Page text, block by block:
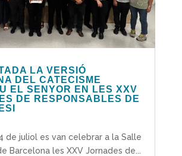
LA VERSIÓ
DEL CATECISME
EL SENYOR EN LES XXV
DE RESPONSABLES DE
de juliol es van celebrar a la Salle
Barcelona les XXV Jornades de...